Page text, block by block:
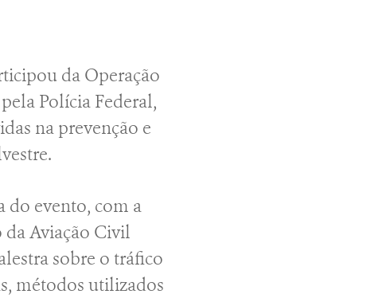
da Operação
Polícia Federal,
na prevenção e
do evento, com a
da Aviação Civil
sobre o tráfico
métodos utilizados